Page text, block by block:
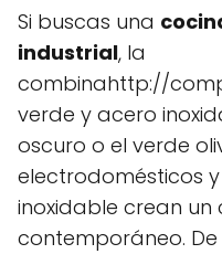
Si buscas una
industrial, la
combinahttp://
verde y acero
oscuro o el verde
electrodomésticos
inoxidable crean
contemporáneo.